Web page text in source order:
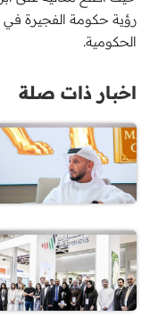
رؤية حكومة الفجيرة في
الحكومية.
اخبار ذات صلة